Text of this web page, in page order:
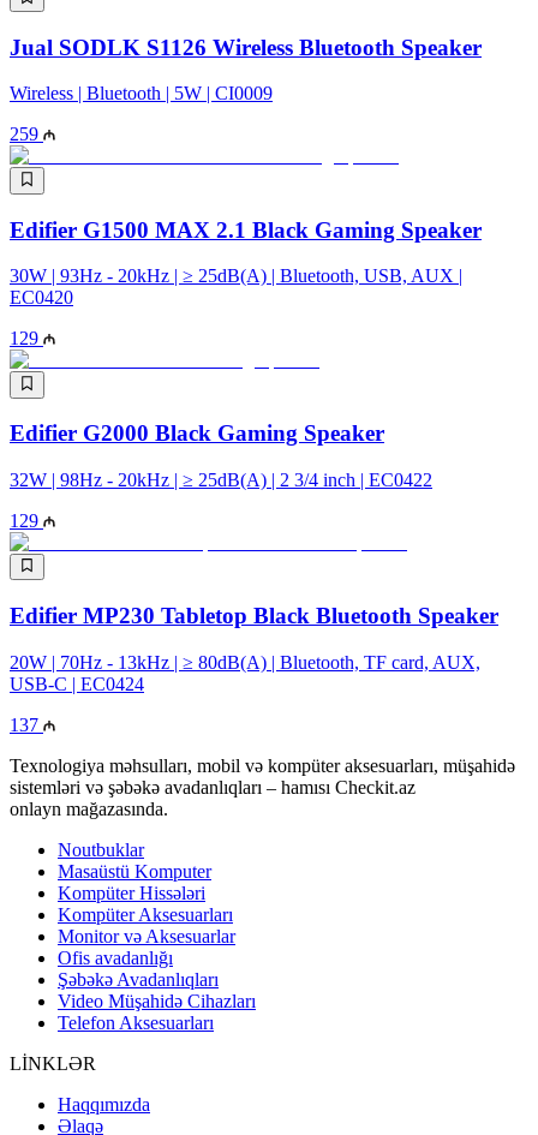
Jual SODLK S1126 Wireless Bluetooth Speaker
Wireless | Bluetooth | 5W | CI0009
259
Edifier G1500 MAX 2.1 Black Gaming Speaker
30W | 93Hz - 20kHz | ≥ 25dB(A) | Bluetooth, USB, AUX |
EC0420
129
Edifier G2000 Black Gaming Speaker
32W | 98Hz - 20kHz | ≥ 25dB(A) | 2 3/4 inch | EC0422
129
Edifier MP230 Tabletop Black Bluetooth Speaker
20W | 70Hz - 13kHz | ≥ 80dB(A) | Bluetooth, TF card, AUX,
USB-C | EC0424
137
Texnologiya məhsulları, mobil və kompüter aksesuarları, müşahidə
sistemləri və şəbəkə avadanlıqları – hamısı Checkit.az
onlayn mağazasında.
Noutbuklar
Masaüstü Komputer
Kompüter Hissələri
Kompüter Aksesuarları
Monitor və Aksesuarlar
Ofis avadanlığı
Şəbəkə Avadanlıqları
Video Müşahidə Cihazları
Telefon Aksesuarları
LİNKLƏR
Haqqımızda
Əlaqə